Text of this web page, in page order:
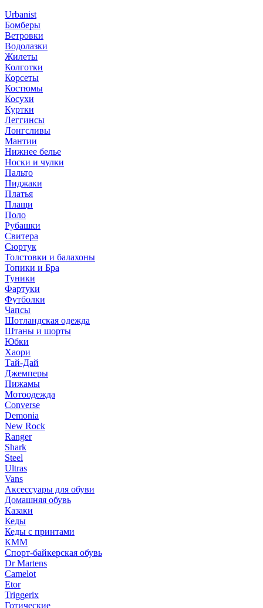
Urbanist
Бомберы
Ветровки
Водолазки
Жилеты
Колготки
Корсеты
Костюмы
Косухи
Куртки
Леггинсы
Лонгсливы
Мантии
Нижнее белье
Носки и чулки
Пальто
Пиджаки
Платья
Плащи
Поло
Рубашки
Свитера
Сюртук
Толстовки и балахоны
Топики и Бра
Туники
Фартуки
Футболки
Чапсы
Шотландская одежда
Штаны и шорты
Юбки
Хаори
Тай-Дай
Джемперы
Пижамы
Мотоодежда
Converse
Demonia
New Rock
Ranger
Shark
Steel
Ultras
Vans
Аксессуары для обуви
Домашняя обувь
Казаки
Кеды
Кеды с принтами
КММ
Спорт-байкерская обувь
Dr Martens
Camelot
Etor
Triggerix
Готические